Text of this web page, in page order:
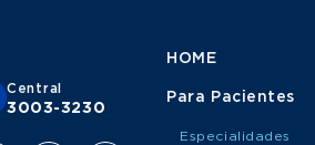
Central
3003-3230
HOME
Para Pacientes
Especialidades